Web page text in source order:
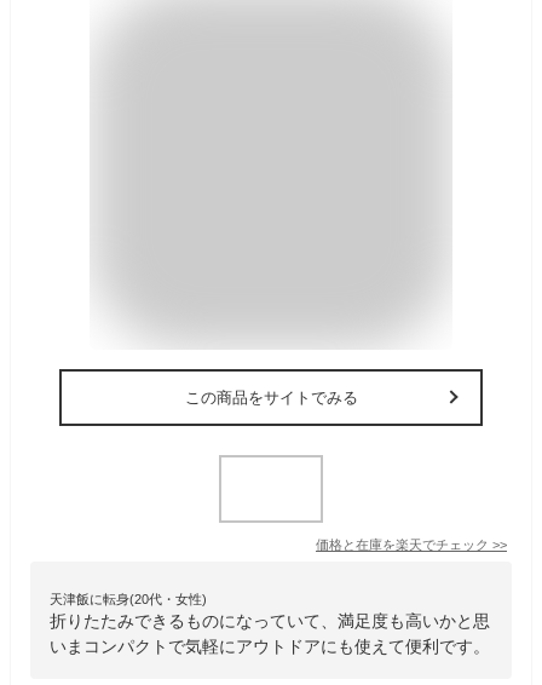
この商品をサイトでみる
価格と在庫を楽天でチェック >>
天津飯に転身(20代・女性)
折りたたみできるものになっていて、満足度も高いかと思
いまコンパクトで気軽にアウトドアにも使えて便利です。